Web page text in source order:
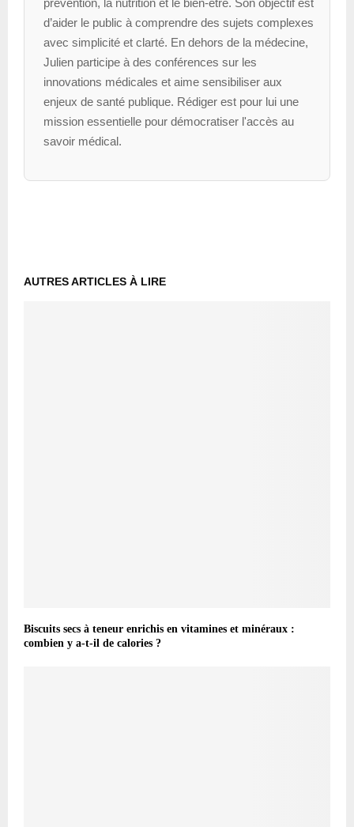
d’aider le public à comprendre des sujets complexes
avec simplicité et clarté. En dehors de la médecine,
Julien participe à des conférences sur les
innovations médicales et aime sensibiliser aux
enjeux de santé publique. Rédiger est pour lui une
mission essentielle pour démocratiser l'accès au
savoir médical.
AUTRES ARTICLES À LIRE
Biscuits secs à teneur enrichis en vitamines et minéraux :
combien y a-t-il de calories ?